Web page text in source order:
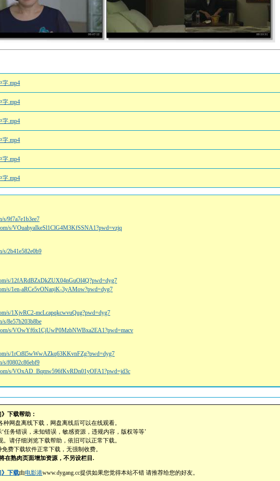
字.mp4
字.mp4
字.mp4
字.mp4
字.mp4
字.mp4
s/9f7a7e1b3ee7
s/VOuahyaIkeSl1ClG4M3KfSSNA1?pwd=vzjq
s/2b41e582e0b9
s/12fARdBZxDkZUX04nGuOl4Q?pwd=dyg7
s/1en-aRCe5vONanjK-3yAMow?pwd=dyg7
s/1XjvRC2-mcLcapqkcwvuQug?pwd=dyg7
s/8e57b203b8be
s/VOwYf6x1CjUwP0MzbNWBxa2EA1?pwd=macv
s/1rCt8l5wWwAZkq63KKvnFZg?pwd=dyg7
s/f0802c86ebf9
s/VOxAD_Bqmw596fKvRDn01yOFA1?pwd=jd3c
下载帮助：
种网盘离线下载，网盘离线后可以在线观看。
任务错误，未知错误，敏感资源，违规内容，版权等等’
请仔细浏览下载帮助，依旧可以正常下载。
费下载软件正常下载，无强制收费。
在熟肉页面增加资源，不另设栏目.
》下载由电影港www.dygang.cc提供如果您觉得本站不错 请推荐给您的好友。